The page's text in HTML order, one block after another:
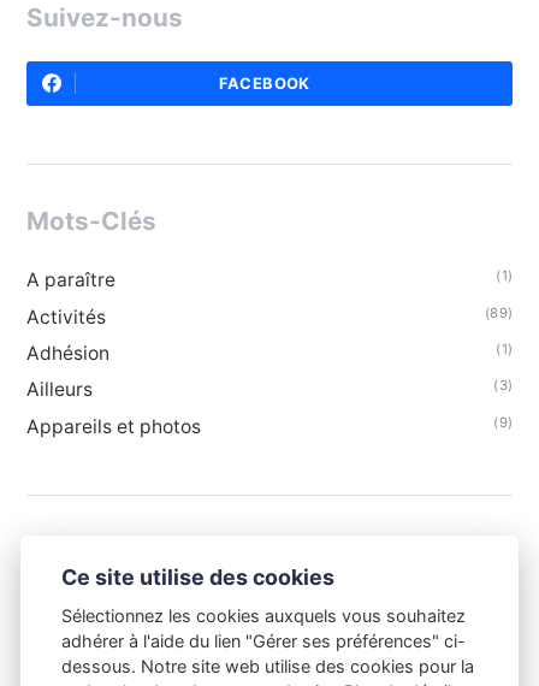
Suivez-nous
FACEBOOK
Mots-Clés
A paraître (1)
Activités (89)
Adhésion (1)
Ailleurs (3)
Appareils et photos (9)
Ce site utilise des cookies
Sélectionnez les cookies auxquels vous souhaitez
adhérer à l'aide du lien "Gérer ses préférences" ci-
dessous. Notre site web utilise des cookies pour la